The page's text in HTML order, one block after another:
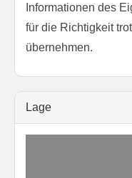
Informationen des
für die Richtigkeit
übernehmen.
Lage